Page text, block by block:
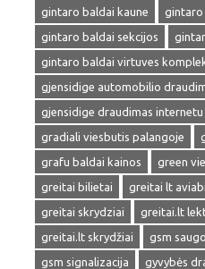
gintaro baldai kaune
gintaro
gintaro baldai sekcijos
gintaro baldai virtuves
gjensidige automobilio
gjensidige draudimas internetu
gradiali viesbutis palangoje
grafu baldai kainos
green
greitai bilietai
greitai lt
greitai skrydziai
greitai.lt
greitai.lt skrydžiai
gsm
gsm signalizacija
gyvybės